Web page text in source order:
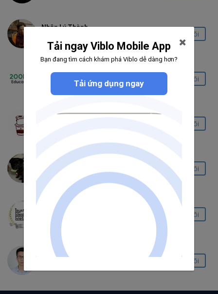
Nhân Lý Thành
249 1
Theo dõi
Software Engineer Training
443 110
Theo dõi
Theo dõi
Thanh Le
7.7K 326
Theo dõi
System Design VN
5.8K
Theo dõi
Nguyễn Trung Nam
Theo dõi
Tải ngay Viblo Mobile App
Bạn đang tìm cách khám phá Viblo dễ dàng hơn?
Tải ứng dụng ngay